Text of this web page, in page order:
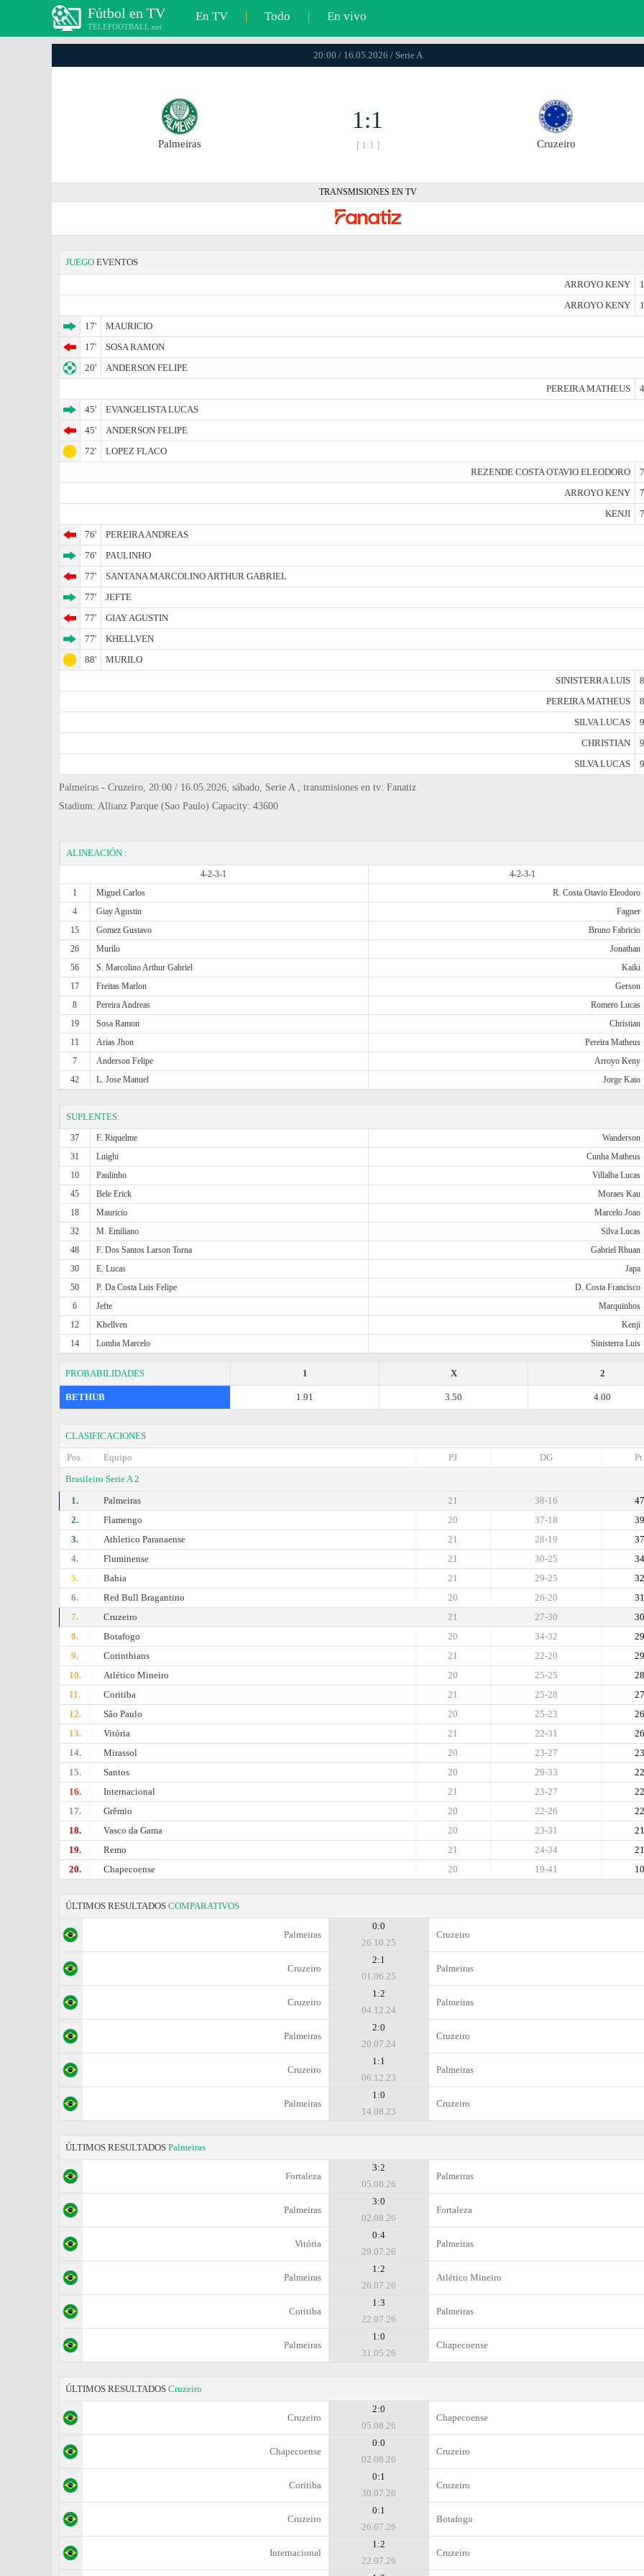
Fútbol en TV
TELEFOOTBALL.net
En TV | Todo | En vivo
20:00 / 16.05.2026 / Serie A
Palmeiras
1:1
[ 1:1 ] Cruzeiro
TRANSMISIONES EN TV
JUEGO EVENTOS
ARROYO KENY
ARROYO KENY
17'
MAURICIO
17'
SOSA RAMON
20'
ANDERSON FELIPE
PEREIRA MATHEUS
45'
EVANGELISTA LUCAS
45'
ANDERSON FELIPE
72'
LOPEZ FLACO
REZENDE COSTA OTAVIO ELEODORO
ARROYO KENY
KENJI
76'
PEREIRA ANDREAS
76'
PAULINHO
77'
SANTANA MARCOLINO ARTHUR GABRIEL
77'
JEFTE
77'
GIAY AGUSTIN
77'
KHELLVEN
88'
MURILO
SINISTERRA LUIS
PEREIRA MATHEUS
SILVA LUCAS
CHRISTIAN
SILVA LUCAS
Palmeiras - Cruzeiro, 20:00 / 16.05.2026, sábado, Serie A , transmisiones en tv: Fanatiz
Stadium: Allianz Parque (Sao Paulo) Capacity: 43600
ALINEACIÓN :
4-2-3-1
4-2-3-1
1
Miguel Carlos R. Costa Otavio Eleodoro
4
Giay Agustin Fagner
15
Gomez Gustavo Bruno Fabricio
26
Murilo Jonathan
56
S. Marcolino Arthur Gabriel Kaiki
17
Freitas Marlon Gerson
8
Pereira Andreas Romero Lucas
19
Sosa Ramon Christian
11
Arias Jhon Pereira Matheus
7
Anderson Felipe Arroyo Keny
42
L. Jose Manuel Jorge Kaio
SUPLENTES:
37 F. Riquelme Wanderson
31
Luighi Cunha Matheus
10
Paulinho Villalba Lucas
45
Bele Erick Moraes Kau
18
Mauricio Marcelo Joao
32
M. Emiliano Silva Lucas
48
F. Dos Santos Larson Torna Gabriel Rhuan
30
E. Lucas Japa
50
P. Da Costa Luis Felipe D. Costa Francisco
6
Jefte Marquinhos
12
Khellven Kenji
14
Lomba Marcelo Sinisterra Luis
PROBABILIDADES 2
X
1
BETHUB 4.00
3.50
1.91
CLASIFICACIONES
Pos.
Equipo Pt.
DG
PJ
Brasileiro Serie A 2
1.
Palmeiras 47
38-16
21
2.
Flamengo 39
37-18
20
3.
Athletico Paranaense 37
28-19
21
4.
Fluminense 34
30-25
21
5.
Bahia 32
29-25
21
6.
Red Bull Bragantino 31
26-20
20
7.
Cruzeiro 30
27-30
21
8.
Botafogo 29
34-32
20
9.
Corinthians 29
22-20
21
10.
Atlético Mineiro 28
25-25
20
11.
Coritiba 27
25-28
21
12.
São Paulo 26
25-23
20
13.
Vitória 26
22-31
21
14.
Mirassol 23
23-27
20
15.
Santos 22
29-33
20
16.
Internacional 22
23-27
21
17.
Grêmio 22
22-26
20
18.
Vasco da Gama 21
23-31
20
19.
Remo 21
24-34
21
20.
Chapecoense 10
19-41
20
ÚLTIMOS RESULTADOS COMPARATIVOS
Palmeiras
0:0
26.10.25
Cruzeiro
Cruzeiro
2:1
01.06.25
Palmeiras
Cruzeiro
1:2
04.12.24
Palmeiras
Palmeiras
2:0
20.07.24
Cruzeiro
Cruzeiro
1:1
06.12.23
Palmeiras
Palmeiras
1:0
14.08.23
Cruzeiro
ÚLTIMOS RESULTADOS Palmeiras
Fortaleza
3:2
05.08.26
Palmeiras
Palmeiras
3:0
02.08.26
Fortaleza
Vitória
0:4
29.07.26
Palmeiras
Palmeiras
1:2
26.07.26
Atlético Mineiro
Coritiba
1:3
22.07.26
Palmeiras
Palmeiras
1:0
31.05.26
Chapecoense
ÚLTIMOS RESULTADOS Cruzeiro
Cruzeiro
2:0
05.08.26
Chapecoense
Chapecoense
0:0
02.08.26
Cruzeiro
Coritiba
0:1
30.07.26
Cruzeiro
Cruzeiro
0:1
26.07.26
Botafogo
Internacional
1:2
22.07.26
Cruzeiro